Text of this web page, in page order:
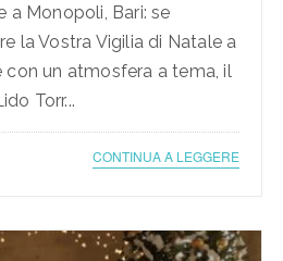
a Monopoli, Bari: se
la Vostra Vigilia di Natale a
con un atmosfera a tema, il
Torr...
CONTINUA A LEGGERE